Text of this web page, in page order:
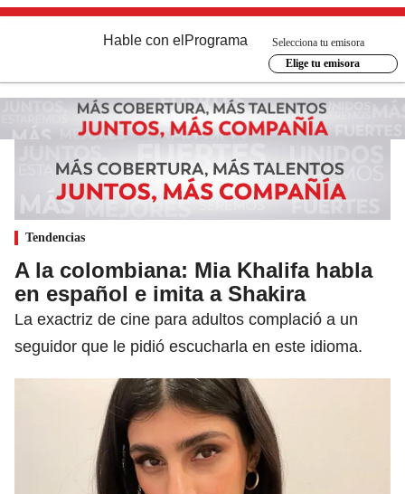
Hable con el Programa
Selecciona tu emisora
Elige tu emisora
Tendencias
A la colombiana: Mia Khalifa habla
en español e imita a Shakira
La exactriz de cine para adultos complació a un
seguidor que le pidió escucharla en este idioma.